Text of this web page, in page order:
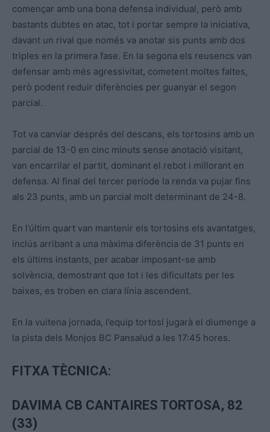
començar amb una bona defensa individual, però amb
bastants dubtes en atac, tot i portar sempre la iniciativa,
davant un rival que només va anotar sis punts amb dos
triples en la primera fase. En la segona els reusencs van
defensar amb més agressivitat, cometent moltes faltes,
però podent reduir diferències per guanyar el segon
parcial.
Tot va canviar després del descans, els tortosins amb un
parcial de 13-0 en cinc minuts sense anotació visitant,
van encarrilar el partit, dominant el rebot i millorant en
defensa. Al final del tercer període la renda va pujar fins
als 23 punts, amb un parcial molt determinant de 24-8.
En l’últim quart van mantenir els tortosins els avantatges,
inclús arribant a una màxima diferència de 31 punts en
els últims instants, per acabar imposant-se amb
solvència, demostrant que tot i les dificultats per les
baixes, es troben en clara línia ascendent.
En la vuitena jornada, l’equip tortosí jugarà el diumenge a
la pista dels Monjos BC Pansalud a les 17:45 hores.
FITXA TÈCNICA:
DAVIMA CB CANTAIRES TORTOSA, 82
(33)